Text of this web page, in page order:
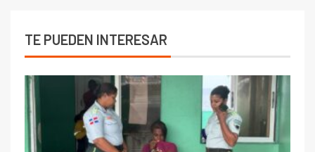
TE PUEDEN INTERESAR